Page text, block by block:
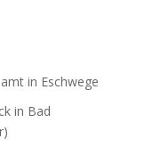
in Eschwege
in Bad